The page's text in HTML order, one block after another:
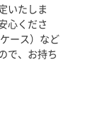
いたしま
心くださ
ース）など
で、お持ち